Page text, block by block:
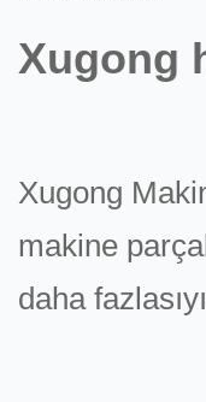
Xugong
Xugong
makine
daha